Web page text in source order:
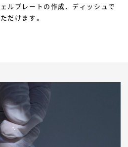
ルプレートの作成、ディッシュで
だけます。